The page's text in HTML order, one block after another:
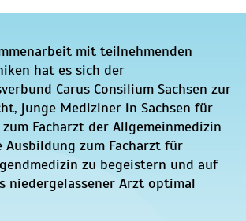
mit teilnehmenden
hat es sich der
Carus Consilium Sachsen zur
junge Mediziner in Sachsen für
Facharzt der Allgemeinmedizin
Ausbildung zum Facharzt für
zu begeistern und auf
niedergelassener Arzt optimal